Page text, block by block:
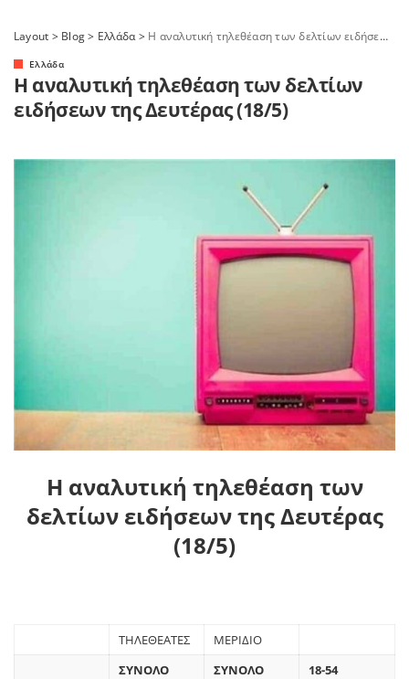
Layout > Blog> Ελλάδα> Η αναλυτική τηλεθέαση των δελτίων ειδήσεων της Δευτέρας (18/5)
Ελλάδα
Η αναλυτική τηλεθέαση των δελτίων
ειδήσεων της Δευτέρας (18/5)
Η αναλυτική τηλεθέαση των
δελτίων ειδήσεων της Δευτέρας
(18/5)
ΤΗΛΕΘΕΑΤΕΣ
ΜΕΡΙΔΙΟ
ΣΥΝΟΛΟ
ΣΥΝΟΛΟ
18-54